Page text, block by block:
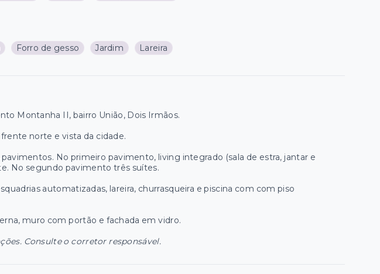
Forro de gesso Jardim Lareira
Montanha II, bairro União, Dois Irmãos.
norte e vista da cidade.
No primeiro pavimento, living integrado (sala de estra, jantar e
No segundo pavimento três suítes.
automatizadas, lareira, churrasqueira e piscina com com piso
muro com portão e fachada em vidro.
Consulte o corretor responsável.